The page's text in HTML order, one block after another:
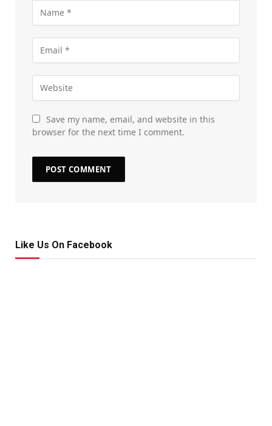
Save my name, email, and website in this
browser for the next time I comment.
Like Us On Facebook